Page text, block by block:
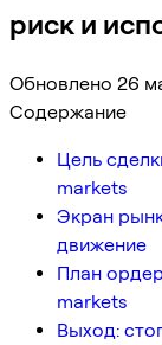
риск и
Обновлено 26
Содержание
Цель
markets
Экран
движение
План
markets
Выход: